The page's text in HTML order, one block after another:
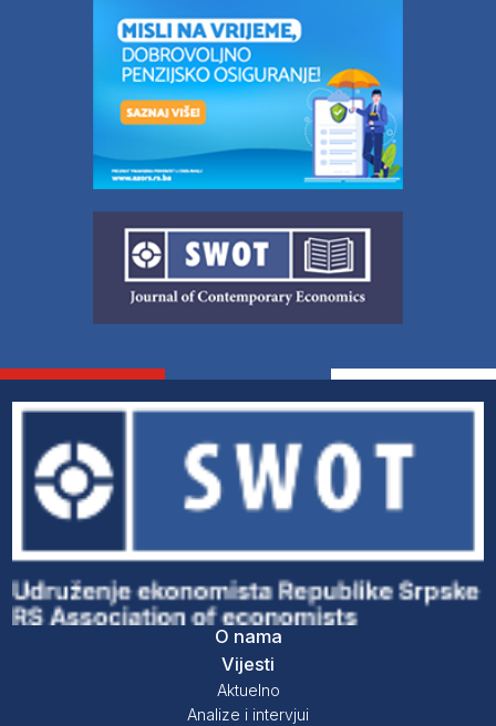
O nama
Vijesti
Aktuelno
Analize i intervjui